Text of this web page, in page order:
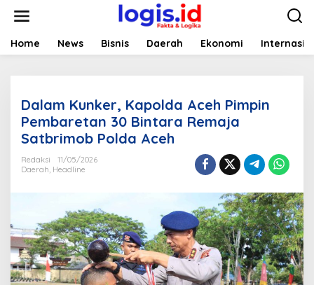
t
Home News Bisnis Daerah Ekonomi
Dalam Kunker, Kapolda Aceh Pimpin
Pembaretan 30 Bintara Remaja
Satbrimob Polda Aceh
Redaksi
11/05/2026
Daerah, Headline